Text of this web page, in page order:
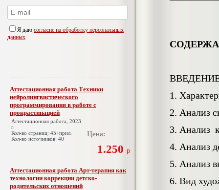
Я даю согласие на обработку персональных
данных
Аттестационная работа Техники
нейролингвистического
программирования в работе с
прокрастинацией
Аттестационная работа, 2023
г.
Кол-во страниц: 45+прил.
Кол-во источников: 40
Цена:
1.250 р
Аттестационная работа Арт-терапия как
технологии коррекции детско-
родительских отношений
1.
2. Анализ
3. Анализ
4. Анализ
5. Анализ
6. Вид